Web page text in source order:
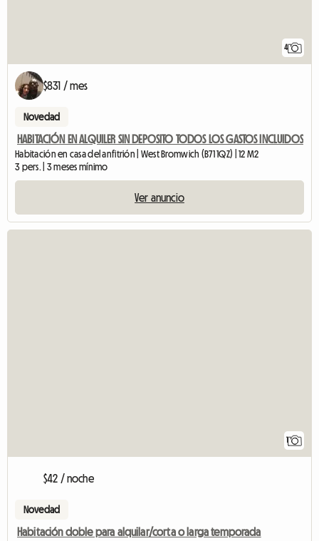
4
$831 / mes
Novedad
HABITACIÓN EN ALQUILER SIN DEPOSITO TODOS LOS GASTOS INCLUIDOS
Habitación en casa del anfitrión | West Bromwich (B71 1QZ) | 12 M2
3 pers. | 3 meses mínimo
Ver anuncio
1
$42 / noche
Novedad
Habitación doble para alquilar/corta o larga temporada